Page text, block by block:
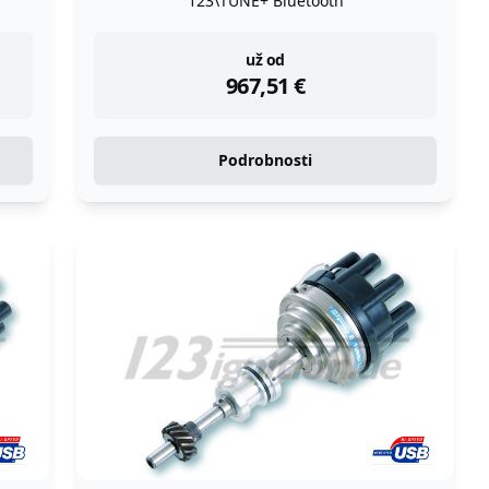
už od
967,51 €
instock
Podrobnosti